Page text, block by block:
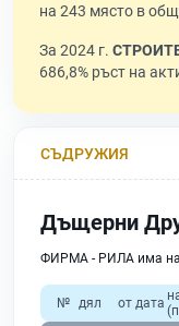
на 243 място в
За 2024 г.
686,8% ръст на
СЪДРУЖИЯ
Дъщерни
ФИРМА - РИЛА има
№ дял от дата